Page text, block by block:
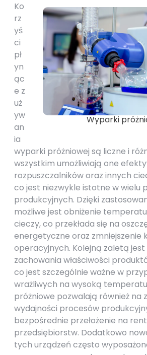
Wyparki
Ko
rz
yś
ci
pł
yn
ąc
e z
uż
yw
an
ia
wyparki próżniowej są liczne i
wszystkim umożliwiają one
rozpuszczalników oraz innych
co jest niezwykle istotne w wielu
produkcyjnych. Dzięki
możliwe jest obniżenie
cieczy, co przekłada się na
energetyczne oraz zmniejszenie
operacyjnych. Kolejną zaletą jest
zachowania właściwości
co jest szczególnie ważne w
wrażliwych na wysoką
próżniowe pozwalają również na
wydajności procesów
bezpośrednie przełożenie na
przedsiębiorstw. Dodatkowo
tych urządzeń często